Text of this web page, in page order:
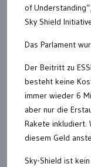
of
Sky Shield
Das Parlament
Der Beitritt zu
besteht keine
immer wieder 6
aber nur die
Rakete inkludiert.
diesem Geld
Sky-Shield ist